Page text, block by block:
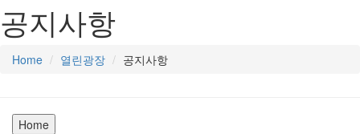
공지사항
Home 열린광장 공지사항
Home